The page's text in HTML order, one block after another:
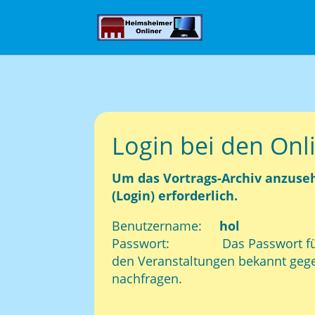
Login bei den
Um das Vortrags-Archiv
(Login) erforderlich.
Benutzername:
hol
Passwort: Das Passwort für
den Veranstaltungen bekannt
nachfragen.